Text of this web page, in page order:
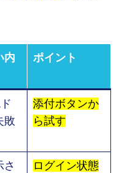
内
ポイント
敗
添付ボタンか
ら試す
さ
ログイン状態